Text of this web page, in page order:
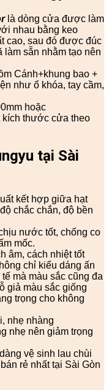
là dòng cửa được làm
nhau bằng keo
cao, sau đó được đúc
sẵn nhằm tạo nên
Cánh+khung bao +
như ổ khóa, tay cầm,
hoặc
kích thước cửa theo
tại Sài
kết hợp giữa hạt
chắc chắn, độ bền
nước tốt, chống co
mốc.
âm, cách nhiệt tốt
chỉ kiểu dáng ấn
mà màu sắc cũng đa
giả màu sắc giống
trọng cho không
nhẹ nhàng
nhẹ nên giảm trọng
vệ sinh lau chùi
rẻ nhất tại Sài Gòn